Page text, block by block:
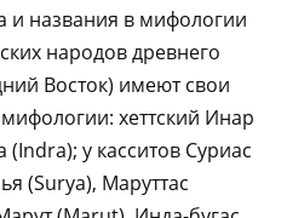
названия в мифологии
народов древнего
Восток) имеют свои
хеттский Инар
у касситов Суриас
(Surya), Маруттас